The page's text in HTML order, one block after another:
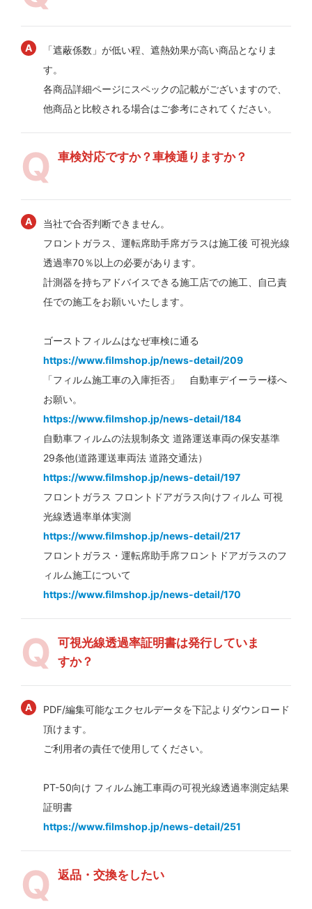
「遮蔽係数」が低い程、遮熱効果が高い商品となりま
す。
各商品詳細ページにスペックの記載がございますので、
他商品と比較される場合はご参考にされてください。
車検対応ですか？車検通りますか？
当社で合否判断できません。
フロントガラス、運転席助手席ガラスは施工後 可視光線
透過率70％以上の必要があります。
計測器を持ちアドバイスできる施工店での施工、自己責
任での施工をお願いいたします。
ゴーストフィルムはなぜ車検に通る
https://www.filmshop.jp/news-detail/209
「フィルム施工車の入庫拒否」 自動車デイーラー様へ
お願い。
https://www.filmshop.jp/news-detail/184
自動車フィルムの法規制条文 道路運送車両の保安基準
29条他(道路運送車両法 道路交通法）
https://www.filmshop.jp/news-detail/197
フロントガラス フロントドアガラス向けフィルム 可視
光線透過率単体実測
https://www.filmshop.jp/news-detail/217
フロントガラス・運転席助手席フロントドアガラスのフ
ィルム施工について
https://www.filmshop.jp/news-detail/170
可視光線透過率証明書は発行していま
すか？
PDF/編集可能なエクセルデータを下記よりダウンロード
頂けます。
ご利用者の責任で使用してください。
PT-50向け フィルム施工車両の可視光線透過率測定結果
証明書
https://www.filmshop.jp/news-detail/251
返品・交換をしたい